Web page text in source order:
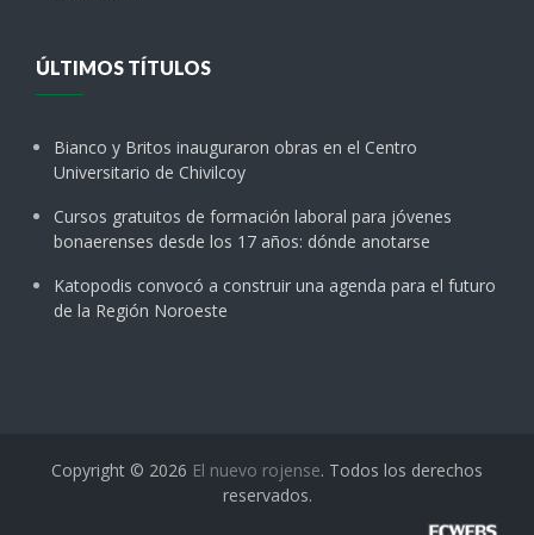
ÚLTIMOS TÍTULOS
Bianco y Britos inauguraron obras en el Centro
Universitario de Chivilcoy
Cursos gratuitos de formación laboral para jóvenes
bonaerenses desde los 17 años: dónde anotarse
Katopodis convocó a construir una agenda para el futuro
de la Región Noroeste
Copyright © 2026 El nuevo rojense. Todos los derechos
reservados.